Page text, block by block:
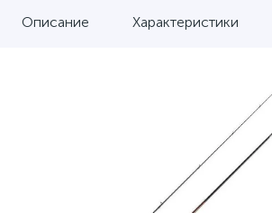
Описание Характеристики